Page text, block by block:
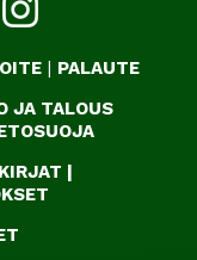
| PALAUTE
JA TALOUS
|